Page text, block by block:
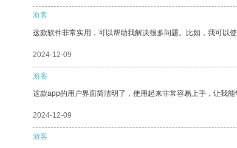
游客
这款软件非常实用，可以帮助我解决很多问题。比如，我可以
2024-12-09
游客
这款app的用户界面简洁明了，使用起来非常容易上手，让我能
2024-12-09
游客